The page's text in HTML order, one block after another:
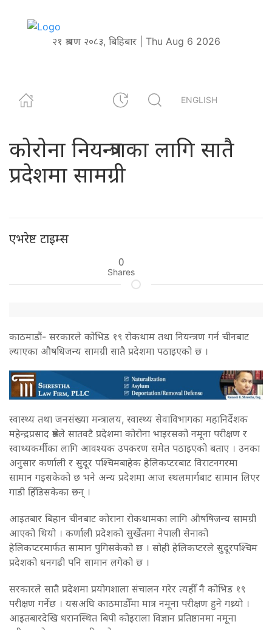
२१ श्रावण २०८३, बिहिबार | Thu Aug 6 2026
ENGLISH
कोराेना नियन्त्रणका लागि सातै
प्रदेशमा सामग्री
एभरेष्ट टाइम्स
0
Shares
काठमाडाैं- सरकारले कोभिड १९ रोकथाम तथा नियन्त्रण गर्न चीनबाट
ल्याएका औषधिजन्य सामग्री सातै प्रदेशमा पठाइएको छ ।
स्वास्थ्य तथा जनसंख्या मन्त्रालय, स्वास्थ्य सेवाविभागका महानिर्देशक
महेन्द्रप्रसाद श्रेष्ठले सातवटै प्रदेशमा कोरोना भाइरसको नमूना परीक्षण र
स्वाथ्यकर्मीका लागि आवश्यक उपकरण समेत पठाइएको बताए । उनका
अनुसार कर्णाली र सुदूर पश्चिमबाहेक हेलिकप्टरबाट विराटनगरमा
सामान गइसकेको छ भने अन्य प्रदेशमा आज स्थलमार्गबाट सामान लिएर
गाडी हिँडिसकेका छन् ।
आइतबार बिहान चीनबाट कोराना रोकथामका लागि औषषिजन्य सामग्री
आएको थियो । कर्णाली प्रदेशको सुर्खेतमा नेपाली सेनाको
हेलिकप्टरमार्फत सामान पुगिसकेको छ । सोही हेलिकप्टरले सुदूरपश्चिम
प्रदेशको धनगढी पनि सामान लगेको छ ।
सरकारले सातै प्रदेशमा प्रयोगशाला संचालन गरेर त्यहीँ नै कोभिड १९
परीक्षण गर्नेछ । यसअघि काठमाडौँमा मात्र नमूना परीक्षण हुने गथ्र्याे ।
आइतबारदेखि धरानस्थित बिपी कोइराला विज्ञान प्रतिष्ठानमा नमूना